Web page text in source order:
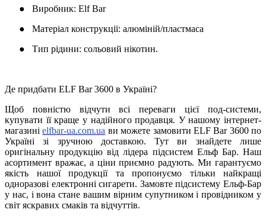
●
Виробник: Elf Bar
●
Матеріал конструкції: алюміній/пластмаса
●
Тип рідини: сольовий нікотин.
Де придбати ELF Bar 3600 в Україні?
Щоб повністю відчути всі переваги цієї под-системи,
купувати її краще у надійного продавця. У нашому інтернет-
магазиніelfbar-ua.com.ua ви можете замовити ELF Bar 3600 по
Україні зі зручною доставкою. Тут ви знайдете лише
оригінальну продукцію від лідера підсистем Ельф Бар. Наш
асортимент вражає, а ціни приємно радують. Ми гарантуємо
якість нашої продукції та пропонуємо тільки найкращі
одноразові електронні сигарети. Замовте підсистему Ельф-Бар
у нас, і вона стане вашим вірним супутником і провідником у
світ яскравих смаків та відчуттів.